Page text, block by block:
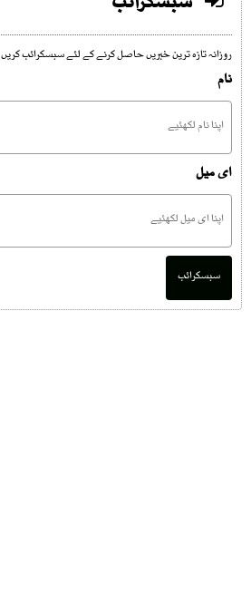
روزانہ تازہ ترین خبریں حاصل کرنے کے لئے سبسکرائب کریں
نام
ای میل
سبسکرائب